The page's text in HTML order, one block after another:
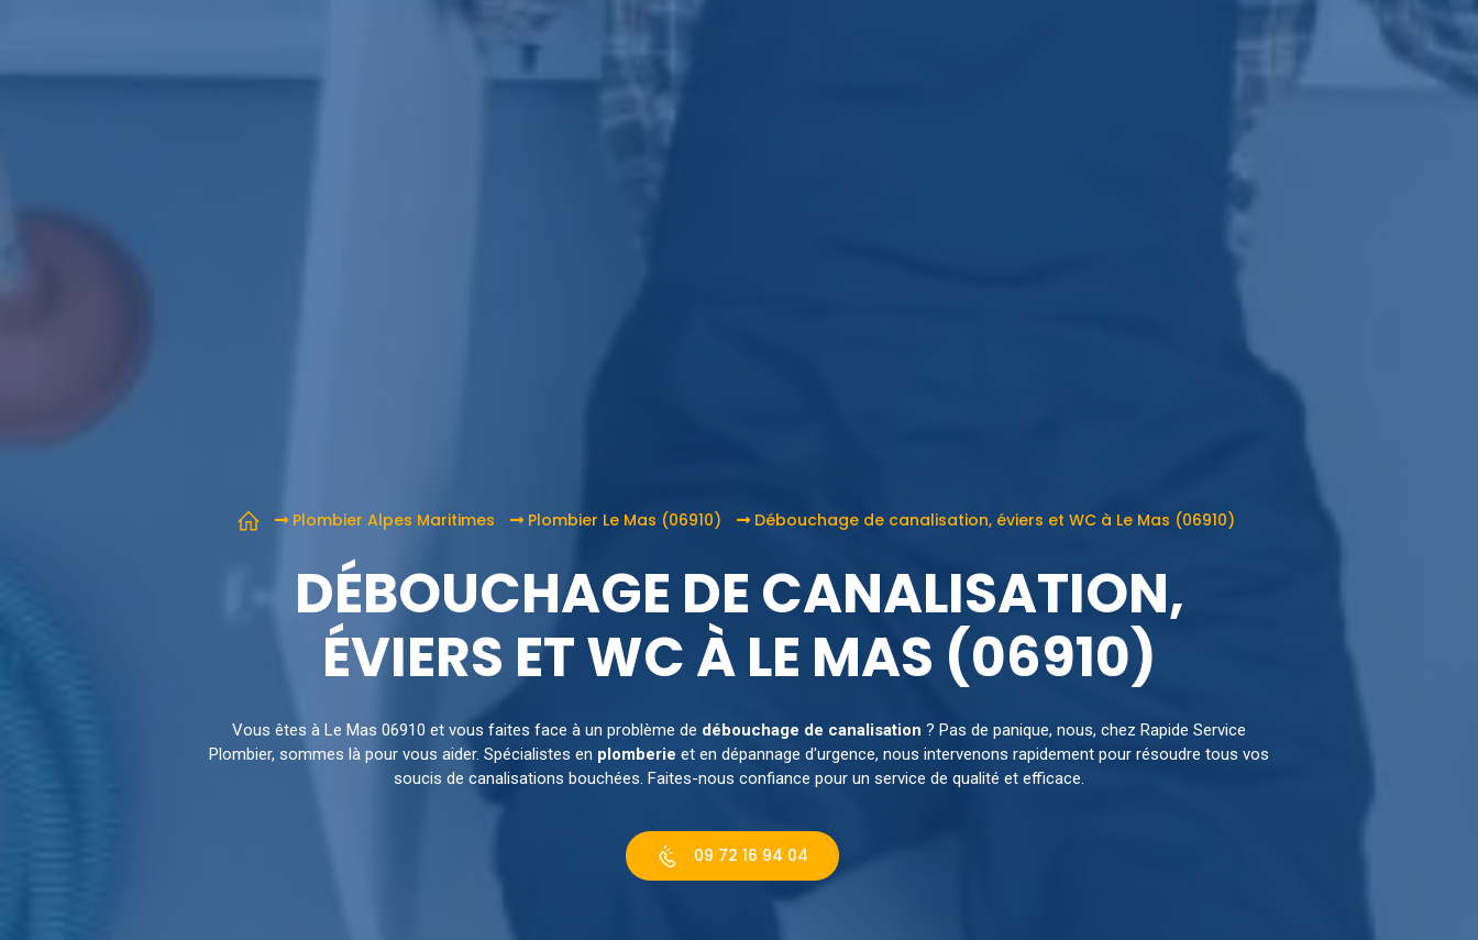
Plombier Alpes Maritimes Plombier Le Mas (06910) Débouchage de canalisation, éviers et WC à Le Mas (06910)
DÉBOUCHAGE DE CANALISATION,
ÉVIERS ET WC À LE MAS (06910)
Vous êtes à Le Mas 06910 et vous faites face à un problème de débouchage de canalisation ? Pas de panique, nous, chez Rapide Service
Plombier, sommes là pour vous aider. Spécialistes en plomberie et en dépannage d'urgence, nous intervenons rapidement pour résoudre tous vos
soucis de canalisations bouchées. Faites-nous confiance pour un service de qualité et efficace.
09 72 16 94 04